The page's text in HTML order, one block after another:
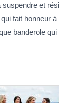
et
fait honneur
banderole